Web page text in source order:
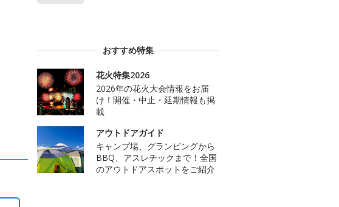
おすすめ特集
花火特集2026
2026年の花火大会情報をお届
け！開催・中止・延期情報も掲
載
アウトドアガイド
キャンプ場、グランピングから
BBQ、アスレチックまで！全国
のアウトドアスポットをご紹介